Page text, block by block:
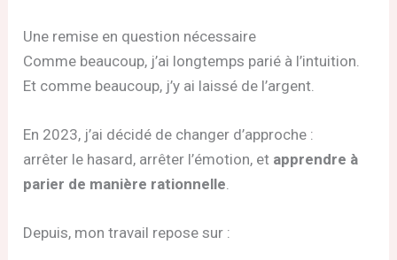
Une remise en question nécessaire
Comme beaucoup, j’ai longtemps parié à l’intuition.
Et comme beaucoup, j’y ai laissé de l’argent.
En 2023, j’ai décidé de changer d’approche :
arrêter le hasard, arrêter l’émotion, et apprendre à
parier de manière rationnelle.
Depuis, mon travail repose sur :